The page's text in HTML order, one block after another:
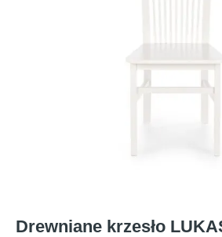
Drewniane krzesło